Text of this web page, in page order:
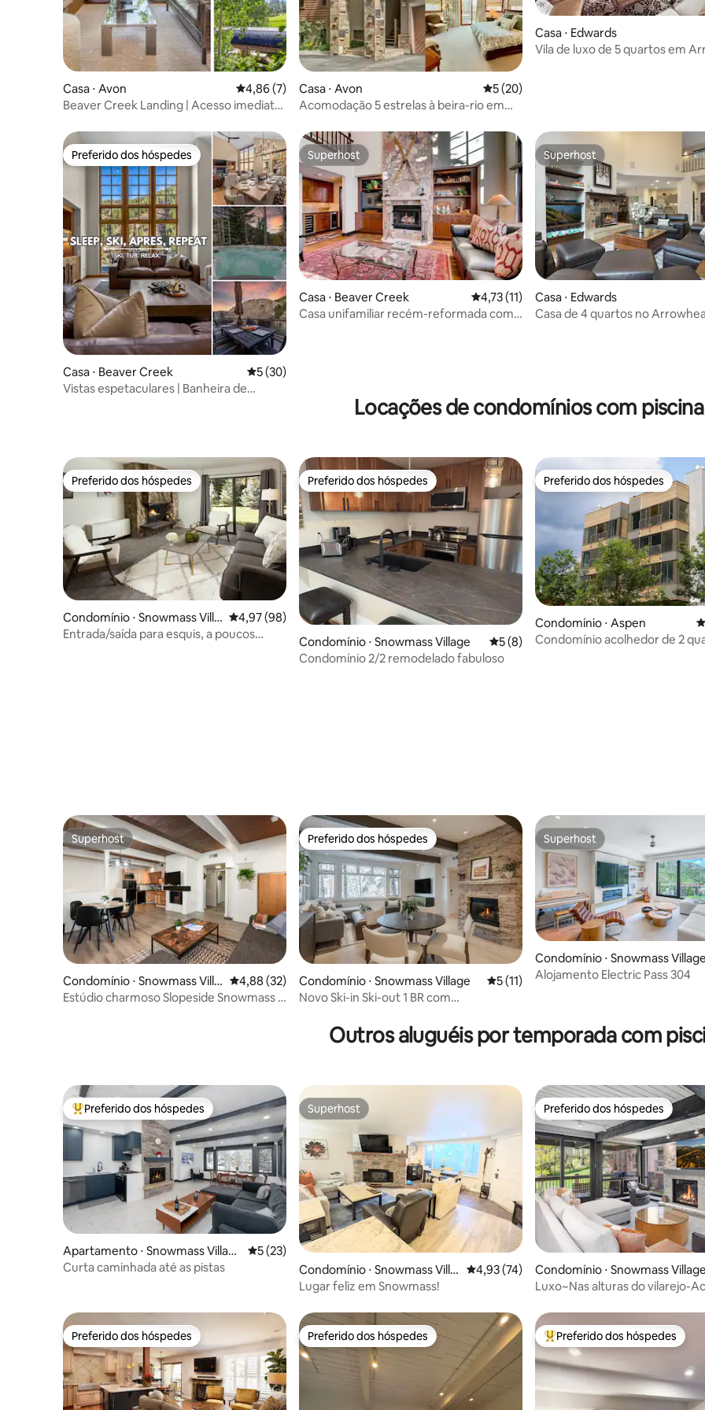
Casa ⋅ Avon 4,86 de uma avaliação média de 5, 7 avaliações
4,86 (7)
Beaver Creek Landing | Acesso imediato
Casa ⋅ Avon 5 de uma avaliação média de 5, 20
5 (20)
Acomodação 5 estrelas à beira-rio em
Casa ⋅ Edwards
Vila de luxo de 5 quartos em
Preferido dos hóspedes
Preferido dos hóspedes
Casa ⋅ Beaver Creek 5 de uma avaliação média de 5, 30 avaliações
5 (30)
Vistas espetaculares | Banheira de
Superhost
Superhost
Casa ⋅ Beaver Creek 4,73 de uma avaliação média de 5, 11
4,73 (11)
Casa unifamiliar recém-reformada com
Superhost
Superhost
Casa ⋅ Edwards
Casa de 4 quartos no
Locações de condomínios com piscina
Preferido dos hóspedes
Preferido dos hóspedes
Condomínio ⋅ Snowmass Villa
ge
4,97 de uma avaliação média de 5, 98 avaliações
4,97 (98)
Entrada/saída para esquis, a poucos
Preferido dos hóspedes
Preferido dos hóspedes
Condomínio ⋅ Snowmass Village 5 de uma avaliação média de 5, 8
5 (8)
Condomínio 2/2 remodelado fabuloso
Preferido dos hóspedes
Preferido dos hóspedes
Condomínio ⋅ Aspen
Condomínio acolhedor de 2
Superhost
Superhost
Condomínio ⋅ Snowmass Villa
ge
4,88 de uma avaliação média de 5, 32 avaliações
4,88 (32)
Estúdio charmoso Slopeside Snowmass -
Preferido dos hóspedes
Preferido dos hóspedes
Condomínio ⋅ Snowmass Village 5 de uma avaliação média de 5, 11
5 (11)
Novo Ski-in Ski-out 1 BR com
Superhost
Superhost
Condomínio ⋅ Snowmass Village
Alojamento Electric Pass 304
Outros aluguéis por temporada com
Entre os melhores preferidos dos hóspedes
Preferido dos hóspedes
Apartamento ⋅ Snowmass Villag
e
5 de uma avaliação média de 5, 23 avaliações
5 (23)
Curta caminhada até as pistas
Superhost
Superhost
Condomínio ⋅ Snowmass Villa
ge
4,93 de uma avaliação média de 5, 74
4,93 (74)
Lugar feliz em Snowmass!
Preferido dos hóspedes
Preferido dos hóspedes
Condomínio ⋅ Snowmass Village
Luxo~Nas alturas do vilarejo-
Preferido dos hóspedes
Preferido dos hóspedes Preferido dos hóspedes
Preferido dos hóspedes Entre os melhores preferidos
Preferido dos hóspedes